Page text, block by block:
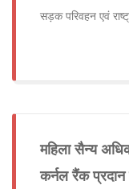
सड़क परिवहन एवं
महिला सैन्य
कर्नल रैंक प्रदान